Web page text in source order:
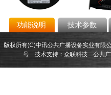
功能说明 技术参数
版权所有(C)中讯公共广播设备实业有
号 技术支持： 众联科技 公共